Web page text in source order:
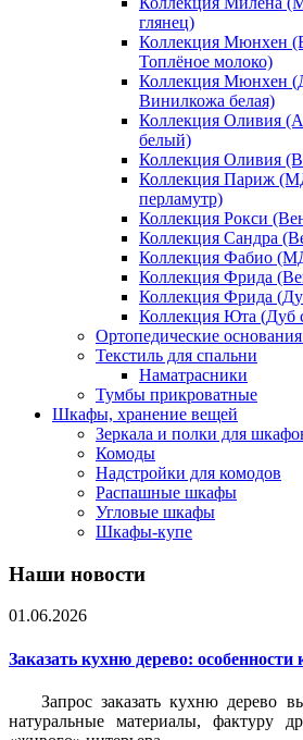
глянец)
Коллекция Мюнхен
Топлёное молоко)
Коллекция Мюнхен
Винилкожа белая)
Коллекция Оливия
белый)
Коллекция Оливия
Коллекция Париж
перламутр)
Коллекция Рокси
Коллекция Сандра
Коллекция Фабио
Коллекция Фрида
Коллекция Фрида
Коллекция Юта (Дуб
Ортопедические
Текстиль для спальни
Наматрасники
Тумбы прикроватные
Шкафы, хранение вещей
Зеркала и полки для
Комоды
Надстройки для комодов
Распашные шкафы
Угловые шкафы
Шкафы-купе
Наши новости
01.06.2026
Заказать кухню дерево: особенности
Запрос заказать кухню дерево
натуральные материалы, фактуру